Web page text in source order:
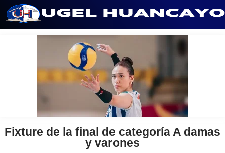
Fixture de la final de categoría A damas
y varones